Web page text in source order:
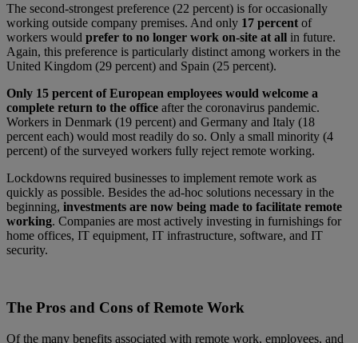
The second-strongest preference (22 percent) is for occasionally
working outside company premises. And only 17 percent of
workers would prefer to no longer work on-site at all in future.
Again, this preference is particularly distinct among workers in the
United Kingdom (29 percent) and Spain (25 percent).
Only 15 percent of European employees would welcome a
complete return to the office after the coronavirus pandemic.
Workers in Denmark (19 percent) and Germany and Italy (18
percent each) would most readily do so. Only a small minority (4
percent) of the surveyed workers fully reject remote working.
Lockdowns required businesses to implement remote work as
quickly as possible. Besides the ad-hoc solutions necessary in the
beginning, investments are now being made to facilitate remote
working. Companies are most actively investing in furnishings for
home offices, IT equipment, IT infrastructure, software, and IT
security.
The Pros and Cons of Remote Work
Of the many benefits associated with remote work, employees, and